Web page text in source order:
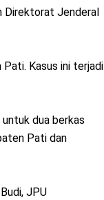
Direktorat Jenderal
Kasus ini terjadi
dua berkas
Pati dan
JPU